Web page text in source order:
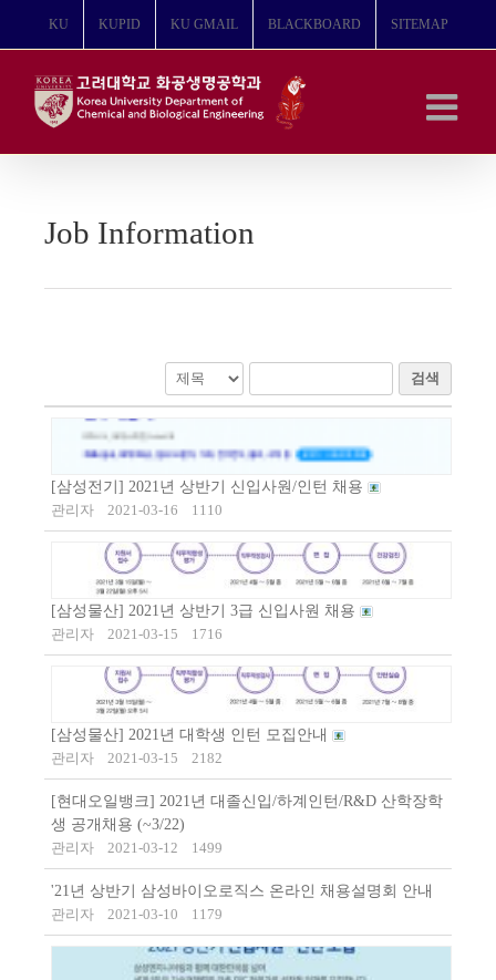
뛰
KU KUPID KU GMAIL BLACKBOARD SITEMAP
Job Information
검색
[삼성전기] 2021년 상반기 신입사원/인턴 채용
관리자
2021-03-16 1110
[삼성물산] 2021년 상반기 3급 신입사원 채용
관리자
2021-03-15 1716
[삼성물산] 2021년 대학생 인턴 모집안내
관리자
2021-03-15 2182
[현대오일뱅크] 2021년 대졸신입/하계인턴/R&D 산학장학
생 공개채용 (~3/22)
관리자
2021-03-12 1499
'21년 상반기 삼성바이오로직스 온라인 채용설명회 안내
관리자
2021-03-10 1179